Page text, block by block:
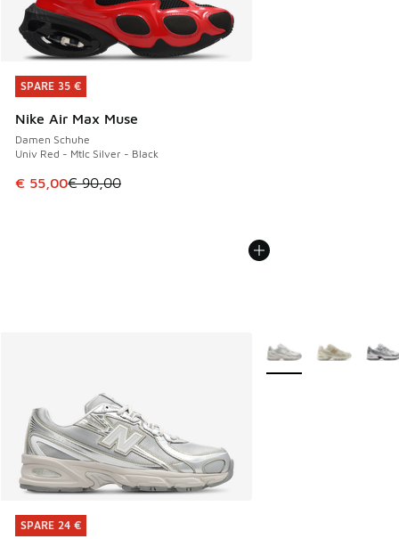
SPARE 35 €
Nike Air Max Muse
Damen Schuhe
Univ Red - Mtlc Silver - Black
Dieser Artikel ist im Sale. Der Preis ist von € 90,00 auf €
€ 55,00€ 90,00
SPARE 35 €
SPARE 24 €
SPARE 24 €
Weitere Farben